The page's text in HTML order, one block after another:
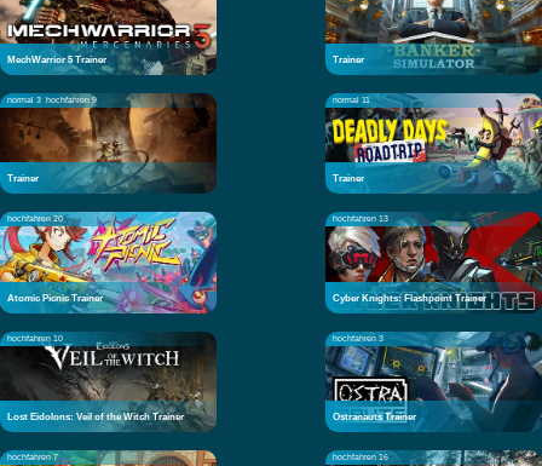
MechWarrior 5 Trainer Trainer
normal 3 hochfahren 9
Trainer
normal 11
Trainer
hochfahren 20
Atomic Picnic Trainer
hochfahren 13
Cyber Knights: Flashpoint Trainer
hochfahren 10
Lost Eidolons: Veil of the Witch Trainer
hochfahren 3
Ostranauts Trainer
hochfahren 7 hochfahren 16